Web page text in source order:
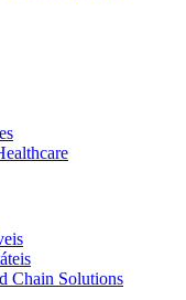
Chain Solutions